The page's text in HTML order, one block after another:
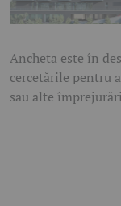
Ancheta este în
cercetările pentru
sau alte